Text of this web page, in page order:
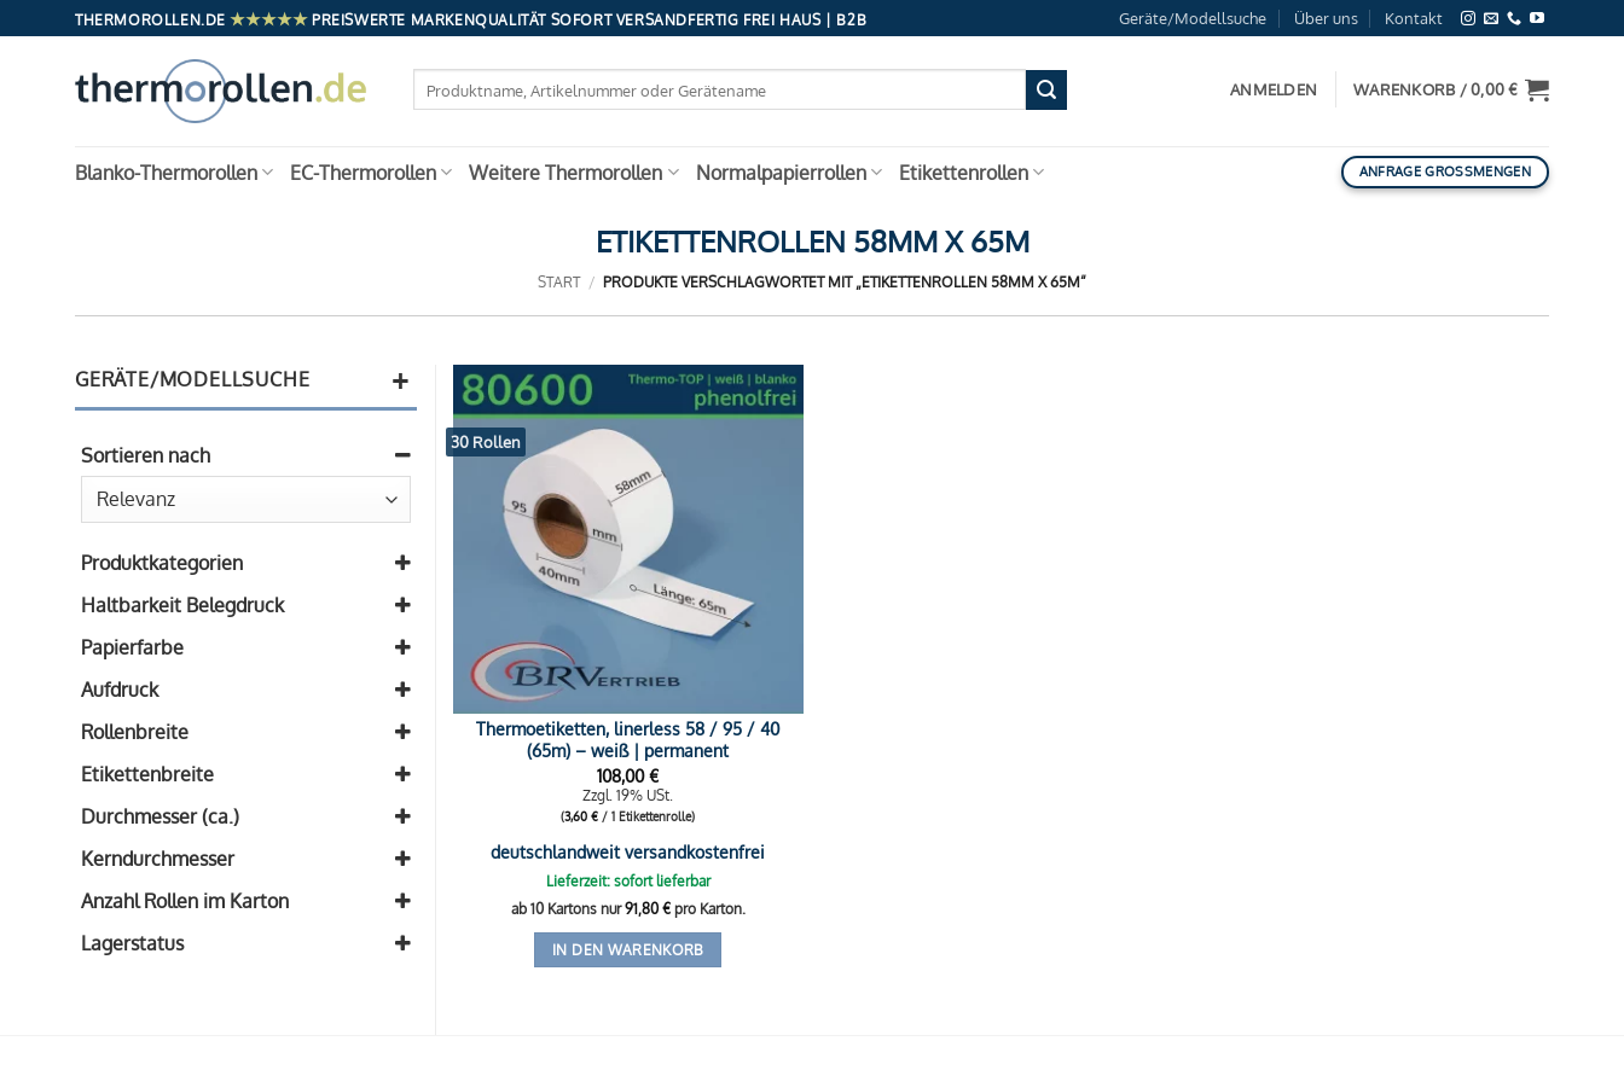
Inhalt
THERMOROLLEN.DE ★★★★★ PREISWERTE MARKENQUALITÄT SOFORT VERSANDFERTIG FREI HAUS | B2B Geräte/Modellsuche Über uns Kontakt
nach:
ANMELDEN WARENKORB /0,00€
Blanko-Thermorollen EC-Thermorollen Weitere Thermorollen Normalpapierrollen Etikettenrollen ANFRAGE GROSSMENGEN
ETIKETTENROLLEN 58MM X 65M
START / PRODUKTE VERSCHLAGWORTET MIT „ETIKETTENROLLEN 58MM X 65M“
GERÄTE/MODELLSUCHE +
Sortieren nach
Sort Products
Produktkategorien
Etikettenrollen (1)
Haltbarkeit Belegdruck
mindestens 10 Jahre (longlife)
Papierfarbe
Weiß
Aufdruck
blanko (1)
Rollenbreite
Breite: 58mm
Etikettenbreite
Etikettenbreite: 58mm
Durchmesser (ca.)
Durchmesser: 95mm
Kerndurchmesser
Kern: 40mm (1)
Anzahl Rollen im Karton
30 Rollen
Lagerstatus
30 Rollen
Thermoetiketten, linerless 58 / 95 / 40
(65m) – weiß | permanent
108,00€
Zzgl. 19% USt.
(3,60€ / 1 Etikettenrolle)
deutschlandweit versandkostenfrei
Lieferzeit: sofort lieferbar
ab 10 Kartons nur91,80 €pro Karton.
IN DEN WARENKORB